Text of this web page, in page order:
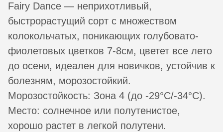
Fairy Dance — неприхотливый,
быстрорастущий сорт с множеством
колокольчатых, поникающих голубовато-
фиолетовых цветков 7-8см, цветет все лето
до осени, идеален для новичков, устойчив к
болезням, морозостойкий.
Морозостойкость: Зона 4 (до -29°C/-34°C).
Место: солнечное или полутенистое,
хорошо растет в легкой полутени.